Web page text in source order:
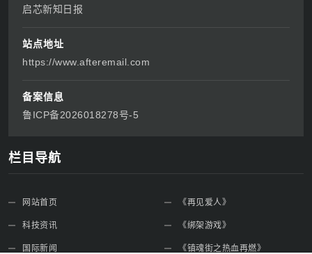
启芯新知日报
站点地址
https://www.afteremail.com
备案信息
鲁ICP备2026018278号-5
栏目导航
网站首页
科技资讯
国际新闻
《再见爱人》
《绑架游戏》
《镇魂街之热血再燃》